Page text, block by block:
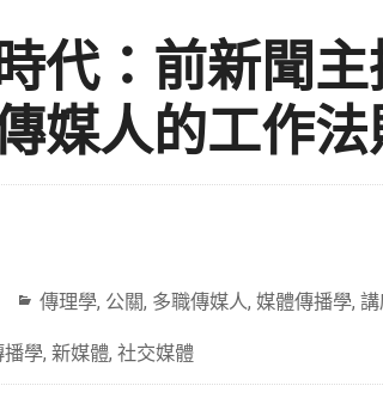
代：前新聞
媒人的工作法
傳理學, 公關, 多職傳媒人, 媒體傳播學,
播學, 新媒體, 社交媒體